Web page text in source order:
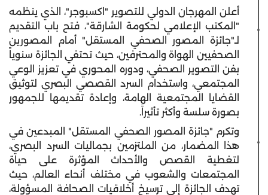
أعلن المهرجان الدولي للتصوير "اكسبوجر"، الذي ينظمه
"المكتب الإعلامي لحكومة الشارقة"، فتح باب التقديم
لـ"جائزة المصور الصحفي المستقل" أمام المصورين
الصحفيين الهواة والمحترفين، حيث تحتفي الجائزة سنوياً
بفن التصوير الصحفي، ودوره المحوري في تعزيز الوعي
المجتمعي، واستخدام السرد القصصي البصري لتوثيق
القضايا المجتمعية الهامة، وإعادة تقديمها للجمهور
بصورة سلسة وأكثر تأثيراً.
وتكرم "جائزة المصور الصحفي المستقل" المبدعين في
هذا المضمار، من الملتزمين بجماليات السرد البصري،
لتغطية القصص والأحداث المؤثرة على حياة
المجتمعات والشعوب في مختلف أنحاء العالم، حيث
تهدف الجائزة إلى ترسيخ أخلاقيات الصحافة المسؤولة،